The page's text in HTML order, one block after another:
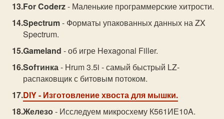
For Coderz- Маленькие программерские хитрости.
Spectrum- Форматы упакованных данных на ZX
Spectrum.
Gameland - об игре Hexagonal Filler.
Sofтинка- Hrum 3.5i - самый быстрый LZ-
распаковщик с битовым потоком.
DIY- Изготовление хвоста для мышки.
Железо- Исследуем микросхему К561ИЕ10A.